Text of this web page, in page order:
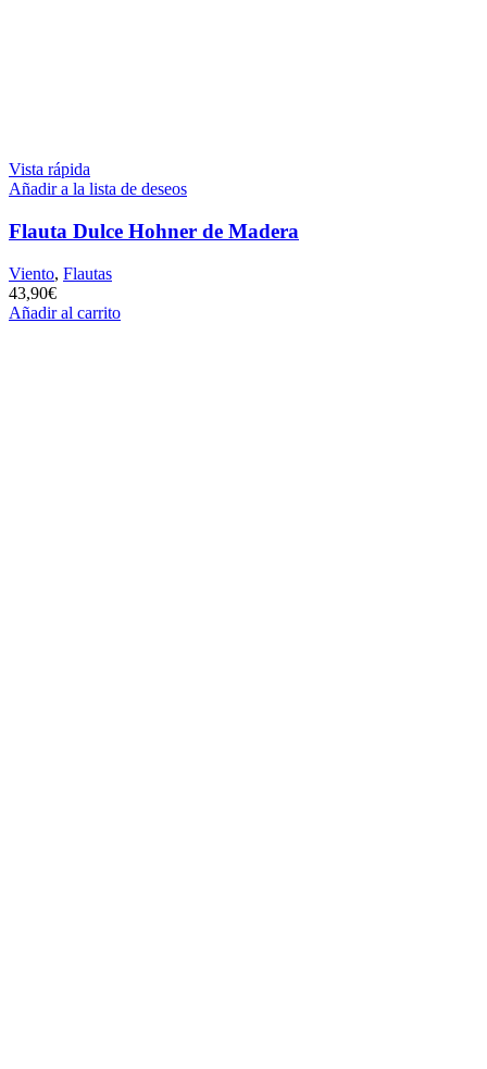
Vista rápida
Añadir a la lista de deseos
Flauta Dulce Hohner de Madera
Viento, Flautas
43,90€
Añadir al carrito